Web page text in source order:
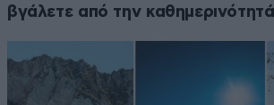
βγάλετε από την